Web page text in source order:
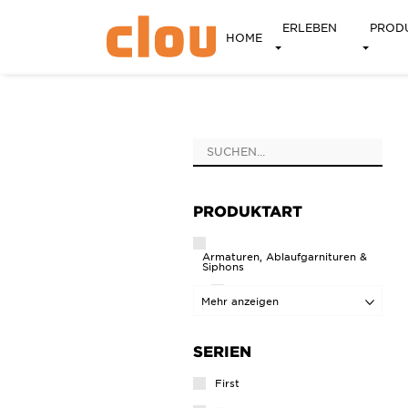
HOME
ERLEBEN
PRODUKTART
Armaturen, Ablaufgarnituren &
Siphons
Kaltwasserarmaturen
Mehr anzeigen
SERIEN
First